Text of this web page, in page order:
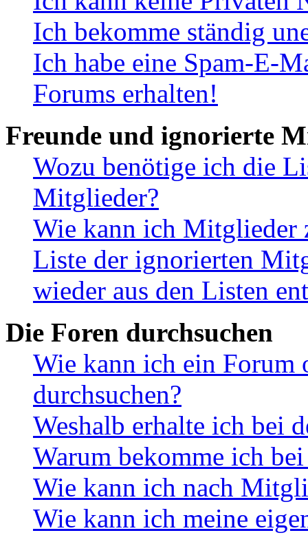
Ich bekomme ständig
Ich habe eine Spam-E-
Forums erhalten!
Freunde und ignorierte
Wozu benötige ich die
Mitglieder?
Wie kann ich Mitglieder
Liste der ignorierten
wieder aus den Listen
Die Foren durchsuchen
Wie kann ich ein Forum
durchsuchen?
Weshalb erhalte ich bei
Warum bekomme ich
Wie kann ich nach
Wie kann ich meine